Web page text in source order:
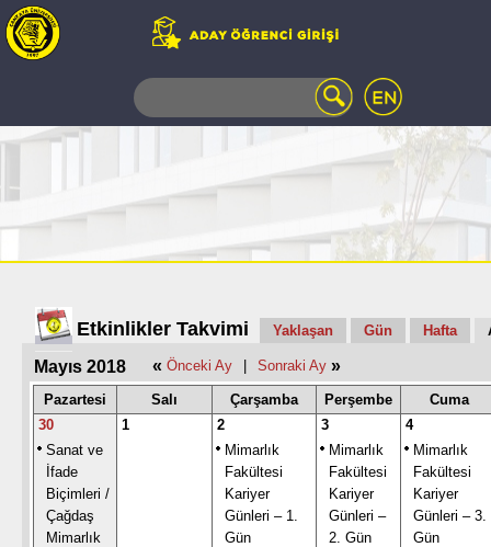
TELEFON
AÇILAN
UZAKTAN
EĞİTİM
KAMPÜSTE
YAŞAM
KÜTÜPHANE
PORTALI
ULAŞIM
Etkinlikler Takvimi Yaklaşan Gün Hafta
Mayıs 2018 « Önceki Ay | Sonraki Ay »
Pazartesi Salı Çarşamba Perşembe
Cuma
30
Sanat ve
İfade
Biçimleri /
Çağdaş
Mimarlık
1
2
Mimarlık
Fakültesi
Kariyer
Günleri – 1.
Gün
3
Mimarlık
Fakültesi
Kariyer
Günleri –
2. Gün
4
Mimarlık
Fakültesi
Kariyer
Günleri – 3.
Gün